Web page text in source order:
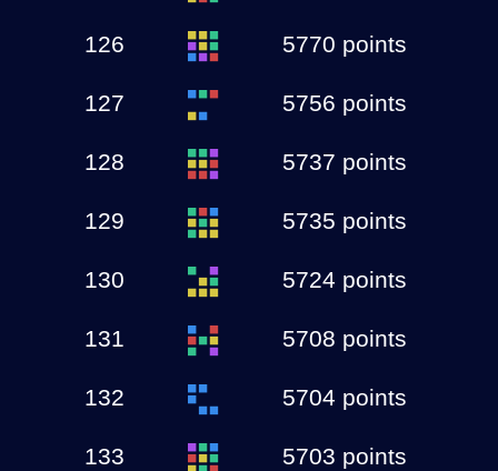
126 5770 points
127 5756 points
128 5737 points
129 5735 points
130 5724 points
131 5708 points
132 5704 points
133 5703 points